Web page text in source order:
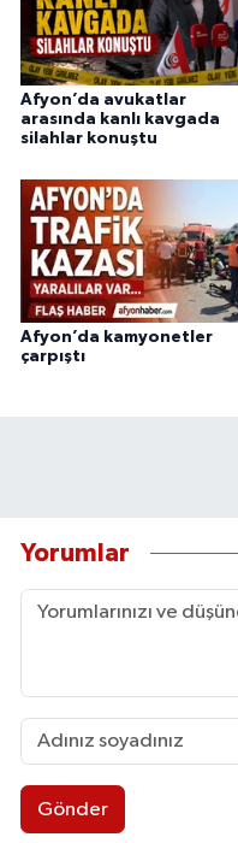
Afyon’da avukatlar
arasında kanlı kavgada
silahlar konuştu
Afyon’da kamyonetler
çarpıştı
Yorumlar
Gönder